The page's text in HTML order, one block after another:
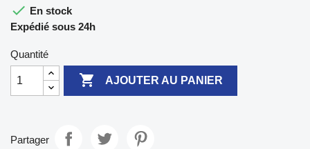
 En stock
Expédié sous 24h
Quantité
 AJOUTER AU PANIER
Partager